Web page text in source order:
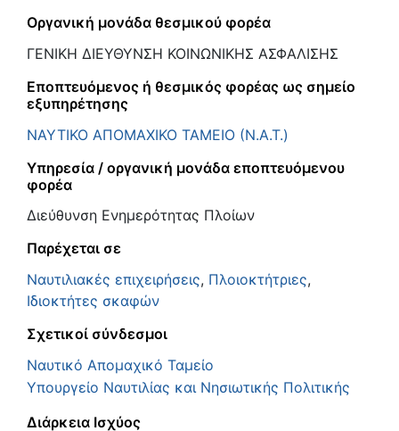
Οργανική μονάδα θεσμικού φορέα
ΓΕΝΙΚΗ ΔΙΕΥΘΥΝΣΗ ΚΟΙΝΩΝΙΚΗΣ ΑΣΦΑΛΙΣΗΣ
Εποπτευόμενος ή θεσμικός φορέας ως σημείο
εξυπηρέτησης
ΝΑΥΤΙΚΟ ΑΠΟΜΑΧΙΚΟ ΤΑΜΕΙΟ (Ν.Α.Τ.)
Υπηρεσία / οργανική μονάδα εποπτευόμενου
φορέα
Διεύθυνση Ενημερότητας Πλοίων
Παρέχεται σε
Ναυτιλιακές επιχειρήσεις, Πλοιοκτήτριες,
Ιδιοκτήτες σκαφών
Σχετικοί σύνδεσμοι
Ναυτικό Απομαχικό Ταμείο
Υπουργείο Ναυτιλίας και Νησιωτικής Πολιτικής
Διάρκεια Ισχύος